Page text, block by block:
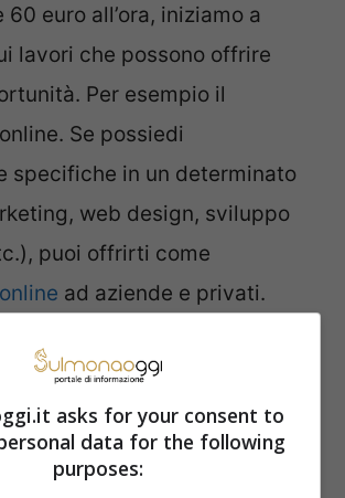
euro all’ora, iniziamo a
lavori che possono offrire
Per esempio il
Se possiedi
specifiche in un determinato
web design, sviluppo
puoi offrirti come
online ad aziende e privati.
sviluppatore di app. Se sei
di tecnologia e
puoi creare e vendere
e tablet. Puoi fare
asks for your consent to
data for the following
purposes: